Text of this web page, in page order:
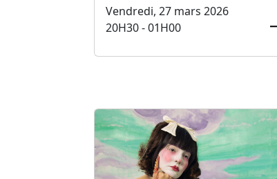
Vendredi, 27 mars 2026
20H30 - 01H00